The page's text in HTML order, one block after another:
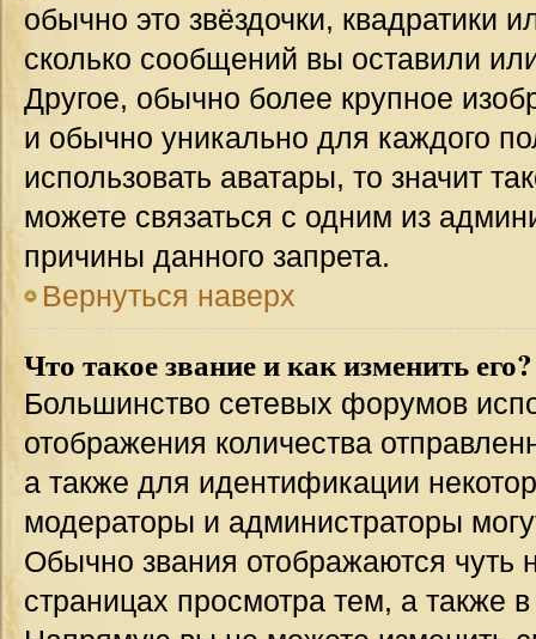
обычно это звёздочки, квадратики
сколько сообщений вы оставили
Другое, обычно более крупное
и обычно уникально для каждого
использовать аватары, то значит
можете связаться с одним из
причины данного запрета.
Вернуться наверх
Что такое звание и как изменить его?
Большинство сетевых форумов
отображения количества
а также для идентификации
модераторы и администраторы
Обычно звания отображаются чуть
страницах просмотра тем, а также